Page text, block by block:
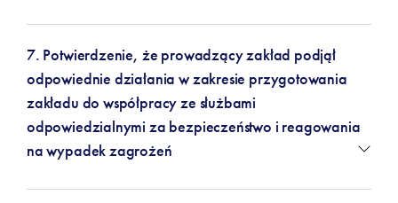
7. Potwierdzenie, że prowadzący zakład podjął
odpowiednie działania w zakresie przygotowania
zakładu do współpracy ze służbami
odpowiedzialnymi za bezpieczeństwo i reagowania
na wypadek zagrożeń